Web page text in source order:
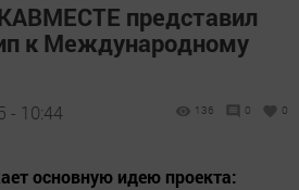
представил
к Международному
- 10:44 136 0 0
основную идею проекта: